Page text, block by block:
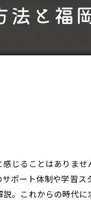
法と福
じることはありま
ポート体制や学習
。これからの時代